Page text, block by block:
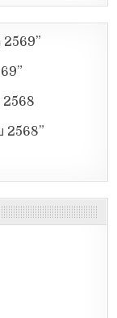
2569”
2568
2568”